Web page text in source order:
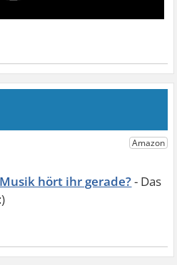
hört ihr gerade?